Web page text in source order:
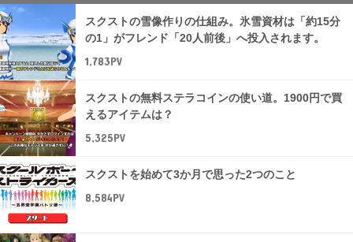
スクストの雪像作りの仕組み。氷雪資材は「約15分
の1」がフレンド「20人前後」へ投入されます。
1,783PV
スクストの無料ステラコインの使い道。1900円で買
えるアイテムは？
5,325PV
スクストを始めて3か月で思った2つのこと
8,584PV